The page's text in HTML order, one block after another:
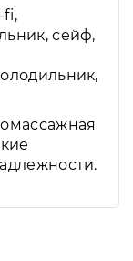
fi,
сейф,